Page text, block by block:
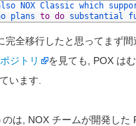
NOX Classic which
plans to do substantial
全移行したと思ってまず間
ジトリ
を見ても, POX は
います.
は, NOX チームが開発した